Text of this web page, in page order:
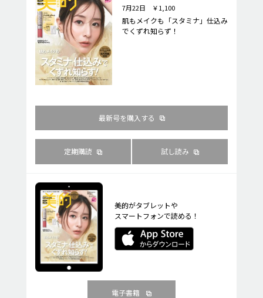
7月22日 ￥1,100
肌もメイクも「スタミナ」仕込み
でくずれ知らず！
最新号を購入する
定期購読 試し読み
美的がタブレットや
スマートフォンで読める！
電子書籍